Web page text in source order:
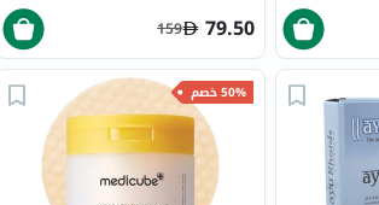
79.50
159
50% خصم